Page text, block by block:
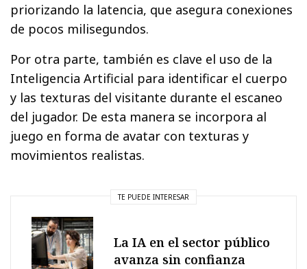
priorizando la latencia, que asegura conexiones
de pocos milisegundos.
Por otra parte, también es clave el uso de la
Inteligencia Artificial para identificar el cuerpo
y las texturas del visitante durante el escaneo
del jugador. De esta manera se incorpora al
juego en forma de avatar con texturas y
movimientos realistas.
TE PUEDE INTERESAR
La IA en el sector público
avanza sin confianza